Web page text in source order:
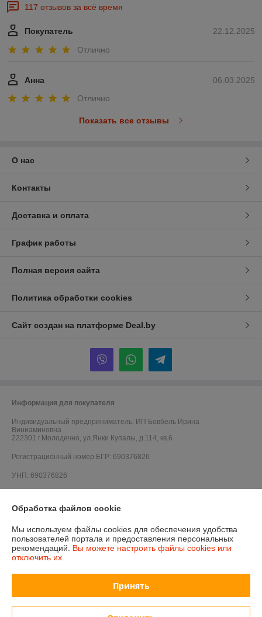
117 отзывов за всё время
22.12.2025
Покупатель
Отлично
06.03.2025
Анна
Отлично
Показать все отзывы
О нас
Контакты
Доставка и оплата
График работы
Полная версия сайта
Политика обработки cookies
Сайт создан на платформе Deal.by
Информация для покупателя
Индивидуальный предприниматель: ИП Бовбель Ирина
Виниаминовна
222301 г.Молодечно, ул.Янки Купалы, д.114, кв.6
Регистрационный номер ЕГР: 690376826
УНП: 690376826
Ссылка на свидетельство/лицензию
Обработка файлов cookie
Мы используем файлы cookies для обеспечения удобства
пользователей портала и предоставления персональных
рекомендаций. Вы можете настроить файлы cookies или
отключить их.
Принять